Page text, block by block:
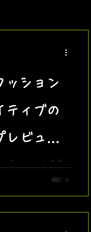
ッション
ティブの
レビュー
う
ション」！通常
座布団の作り方